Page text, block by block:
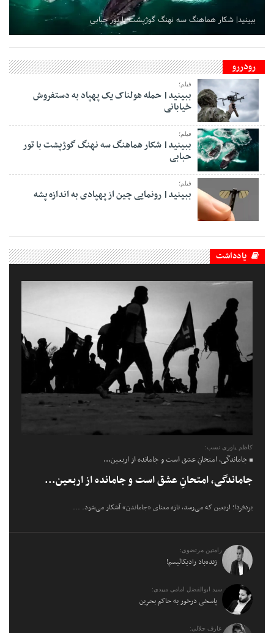
ببینید| شکار هماهنگ سه نهنگ گوژپشت با تور حبابی
رودررو
فیلم؛
ببینید| حمله هولناک یک پهپاد به دستفروش
خیابانی
فیلم؛
ببینید| شکار هماهنگ سه نهنگ گوژپشت با تور
حبابی
فیلم؛
ببینید| رونمایی چین از پهپادی به اندازه پشه
یادداشت
کاظم یاوری نسب:
جاماندگی، امتحانِ عشق است و جامانده از اربعین...
جاماندگی، امتحانِ عشق است و جامانده از اربعین...
یزدفردا؛ اربعین که می‌رسد، تازه معنای «جاماندن» آشکار می‌شود. ...
رامتین مرتضوی:
زنده‌باد رادیکالیسم!
سید ابوالفضل امامی میبدی:
پاسخی درخور به حاکم بحرین
عارف جلالی: